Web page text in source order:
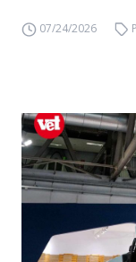
07/24/2026